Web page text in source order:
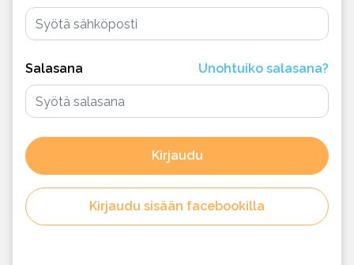
Salasana Unohtuiko salasana?
Kirjaudu
Kirjaudu sisään facebookilla